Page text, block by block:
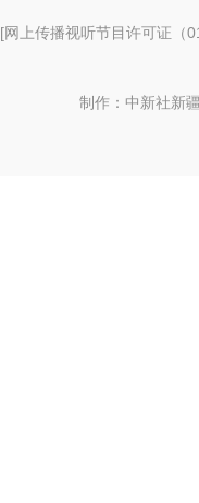
[网上传播视听节目许可证（
制作：中新社